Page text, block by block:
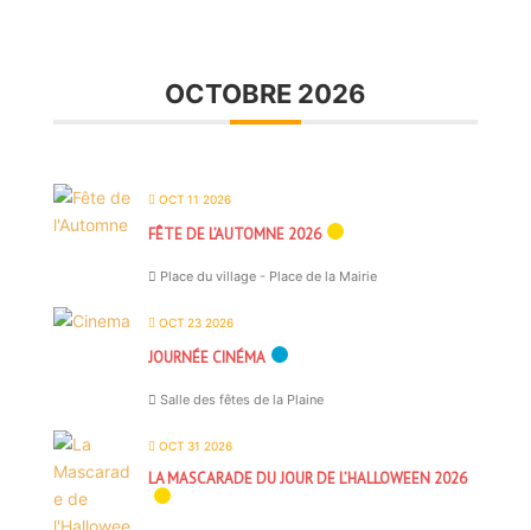
OCTOBRE 2026
OCT 11 2026
FÊTE DE L’AUTOMNE 2026
Place du village - Place de la Mairie
OCT 23 2026
JOURNÉE CINÉMA
Salle des fêtes de la Plaine
OCT 31 2026
LA MASCARADE DU JOUR DE L’HALLOWEEN 2026